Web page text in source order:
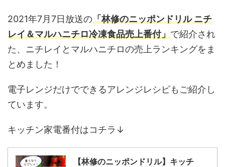
2021年7月7日放送の「林修のニッポンドリル ニチ
レイ＆マルハニチロ冷凍食品売上番付」で紹介され
た、ニチレイとマルハニチロの売上ランキングをま
とめました！
電子レンジだけでできるアレンジレシピもご紹介し
ています。
キッチン家電番付はコチラ↓
【林修のニッポンドリル】キッチ